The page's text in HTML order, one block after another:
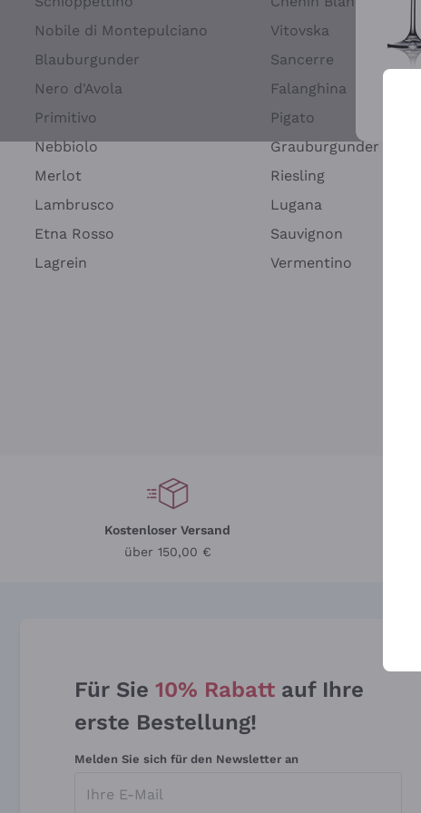
Nobile di Montepulciano
Blauburgunder
Nero d'Avola
Primitivo
Nebbiolo
Merlot
Lambrusco
Etna Rosso
Lagrein
Vitovska
Sancerre
Falanghina
Pigato
Grauburgunder
Riesling
Lugana
Sauvignon
Vermentino
Kostenloser Versand
über 150,00 €
Für Sie 10% Rabatt auf Ihre
erste Bestellung!
Melden Sie sich für den Newsletter an